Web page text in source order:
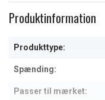
Produktinformation
Produkttype:
Spænding:
Passer til mærket: